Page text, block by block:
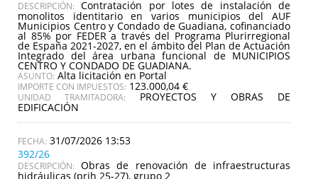
DESCRIPCIÓN: Contratación por lotes de instalación de
monolitos identitario en varios municipios del AUF
Municipios Centro y Condado de Guadiana, cofinanciado
al 85% por FEDER a través del Programa Plurirregional
de España 2021-2027, en el ámbito del Plan de Actuación
Integrado del área urbana funcional de MUNICIPIOS
CENTRO Y CONDADO DE GUADIANA.
ASUNTO: Alta licitación en Portal
IMPORTE CON IMPUESTOS: 123.000,04 €
UNIDAD TRAMITADORA: PROYECTOS Y OBRAS DE
EDIFICACIÓN
31/07/2026 13:53
392/26
DESCRIPCIÓN: Obras de renovación de infraestructuras
hidráulicas (prih 25-27), grupo 2